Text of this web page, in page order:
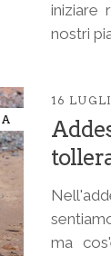
iniziare
nostri
16
ma